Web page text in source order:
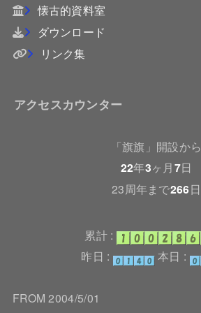
懐古的資料室
ダウンロード
リンク集
アクセスカウンター
「旗旗」開設から
22年3ヶ月7日
23周年まで266日
累計 :
昨日 :
本日 :
FROM 2004/5/01